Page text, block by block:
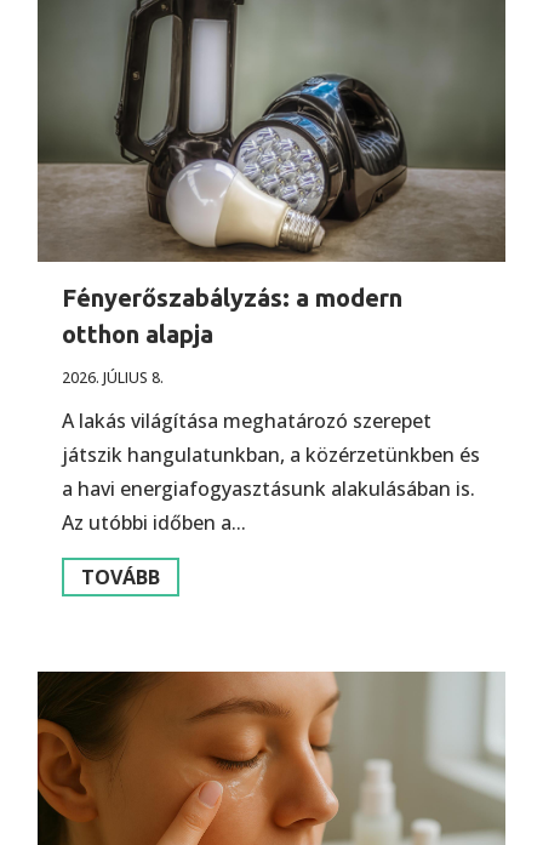
Fényerőszabályzás: a modern
otthon alapja
2026. JÚLIUS 8.
A lakás világítása meghatározó szerepet
játszik hangulatunkban, a közérzetünkben és
a havi energiafogyasztásunk alakulásában is.
Az utóbbi időben a...
TOVÁBB